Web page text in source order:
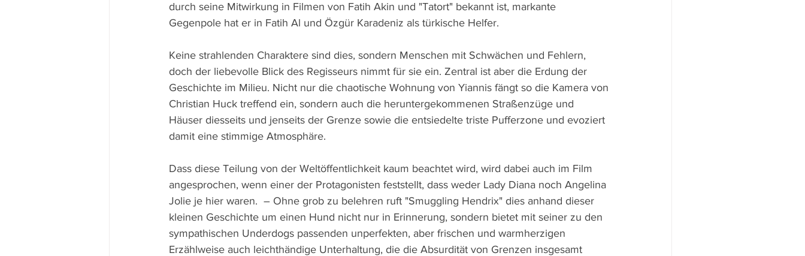
durch seine Mitwirkung in Filmen von Fatih Akin und "Tatort" bekannt ist, markante
Gegenpole hat er in Fatih Al und Özgür Karadeniz als türkische Helfer.
Keine strahlenden Charaktere sind dies, sondern Menschen mit Schwächen und Fehlern,
doch der liebevolle Blick des Regisseurs nimmt für sie ein. Zentral ist aber die Erdung der
Geschichte im Milieu. Nicht nur die chaotische Wohnung von Yiannis fängt so die Kamera von
Christian Huck treffend ein, sondern auch die heruntergekommenen Straßenzüge und
Häuser diesseits und jenseits der Grenze sowie die entsiedelte triste Pufferzone und evoziert
damit eine stimmige Atmosphäre.
Dass diese Teilung von der Weltöffentlichkeit kaum beachtet wird, wird dabei auch im Film
angesprochen, wenn einer der Protagonisten feststellt, dass weder Lady Diana noch Angelina
Jolie je hier waren.  – Ohne grob zu belehren ruft "Smuggling Hendrix" dies anhand dieser
kleinen Geschichte um einen Hund nicht nur in Erinnerung, sondern bietet mit seiner zu den
sympathischen Underdogs passenden unperfekten, aber frischen und warmherzigen
Erzählweise auch leichthändige Unterhaltung, die die Absurdität von Grenzen insgesamt